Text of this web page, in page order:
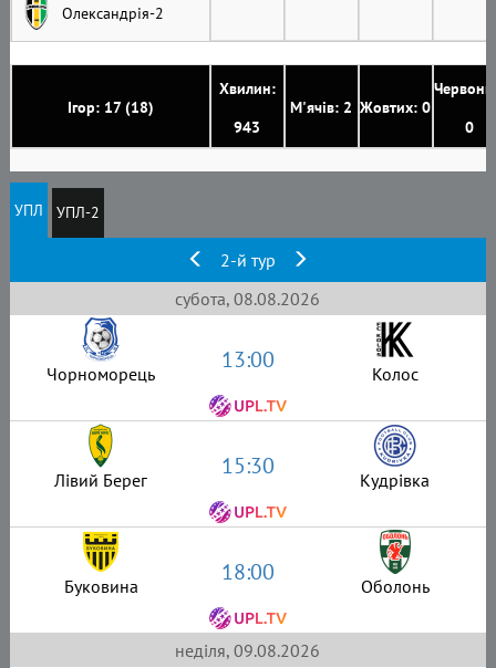
Ігор: 17 (18)
Хвилин:
943
М'ячів: 2 Жовтих: 0
0
Олександрія-2
УПЛ УПЛ-2
2-й тур
субота, 08.08.2026
Чорноморець 13:00 Колос
Лівий Берег 15:30 Кудрівка
Буковина 18:00 Оболонь
неділя, 09.08.2026